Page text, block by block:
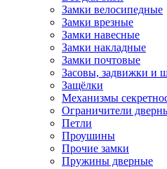
Замки велосипедные
Замки врезные
Замки навесные
Замки накладные
Замки почтовые
Засовы, задвижки и
Защёлки
Механизмы
Ограничители
Петли
Проушины
Прочие замки
Пружины дверные